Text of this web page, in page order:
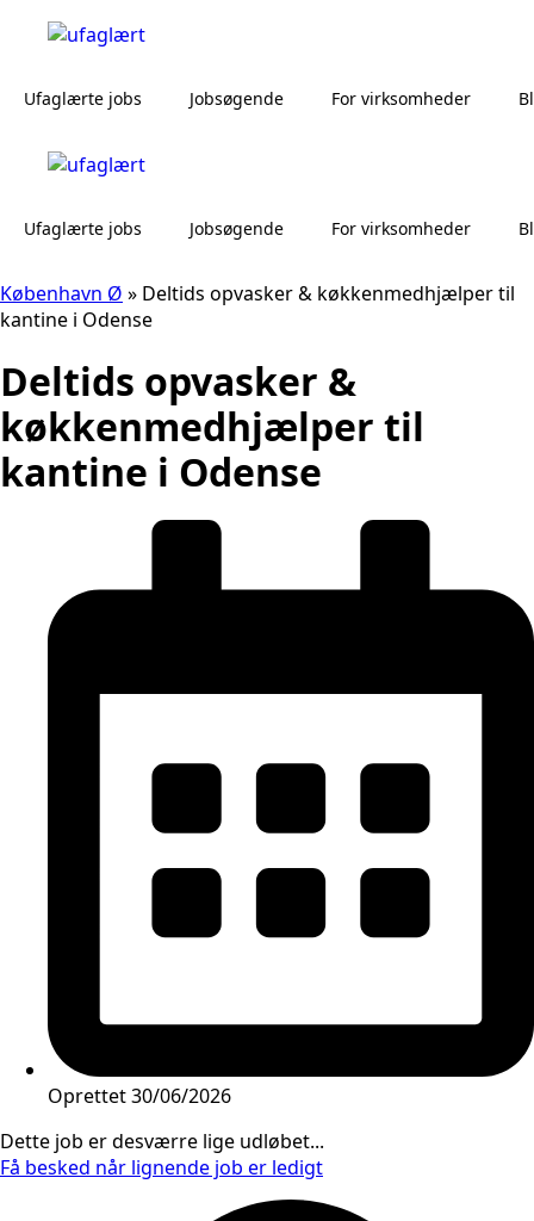
Ufaglærte jobs Jobsøgende For virksomheder
Ufaglærte jobs Jobsøgende For virksomheder
København Ø » Deltids opvasker & køkkenmedhjælper til
kantine i Odense
Deltids opvasker &
køkkenmedhjælper til
kantine i Odense
Oprettet30/06/2026
Dette job er desværre lige udløbet...
Få besked når lignende job er ledigt